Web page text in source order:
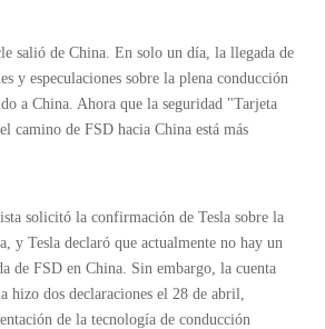
salió de China. En solo un día, la llegada de
y especulaciones sobre la plena conducción
a China. Ahora que la seguridad "Tarjeta
camino de FSD hacia China está más
solicitó la confirmación de Tesla sobre la
y Tesla declaró que actualmente no hay un
de FSD en China. Sin embargo, la cuenta
hizo dos declaraciones el 28 de abril,
de la tecnología de conducción